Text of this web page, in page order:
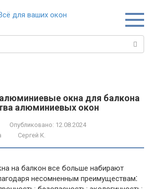
окна для балкона
алюминиевых окон
Опубликовано: 12.08.2024
Сергей К.
на балкон все больше набирают
несомненным преимуществам⁚